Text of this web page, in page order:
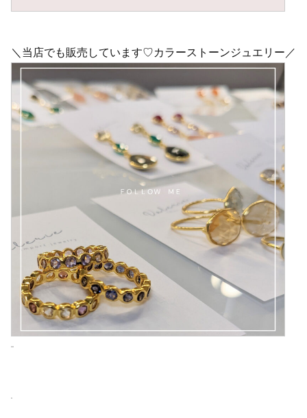
＼当店でも販売しています♡カラーストーンジュエリー／